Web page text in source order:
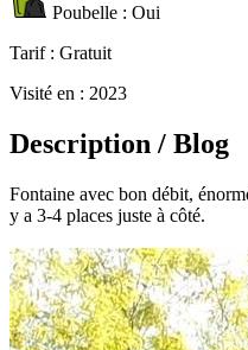
Poubelle : Oui
Tarif: Gratuit
Visité en : 2023
Description / Blog
Fontaine avec bon débit,
y a 3-4 places juste à côté.